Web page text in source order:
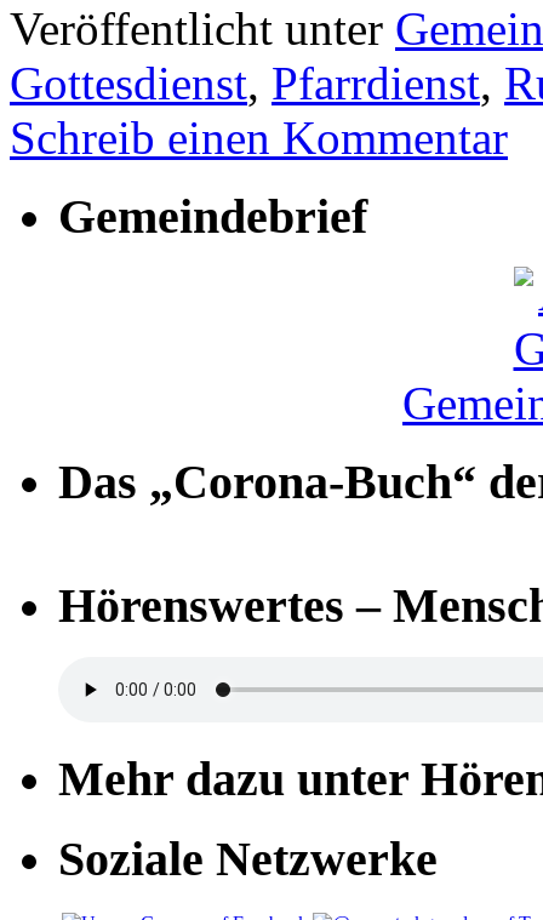
Veröffentlicht unter
Gottesdienst, Pfarrdienst,
Schreib einen Kommentar
Gemeindebrief
Das „Corona-Buch“
Hörenswertes –
Mehr dazu unter
Soziale Netzwerke